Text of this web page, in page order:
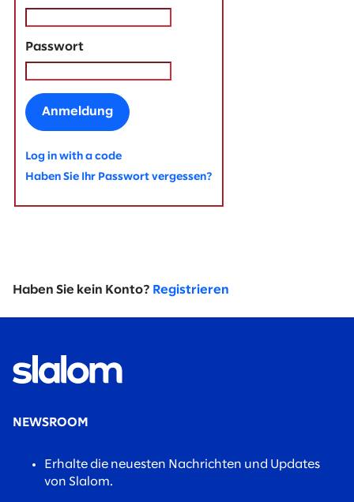
Passwort
Anmeldung
Log in with a code
Haben Sie Ihr Passwort vergessen?
Haben Sie kein Konto? Registrieren
NEWSROOM
Erhalte die neuesten Nachrichten und Updates
von Slalom.